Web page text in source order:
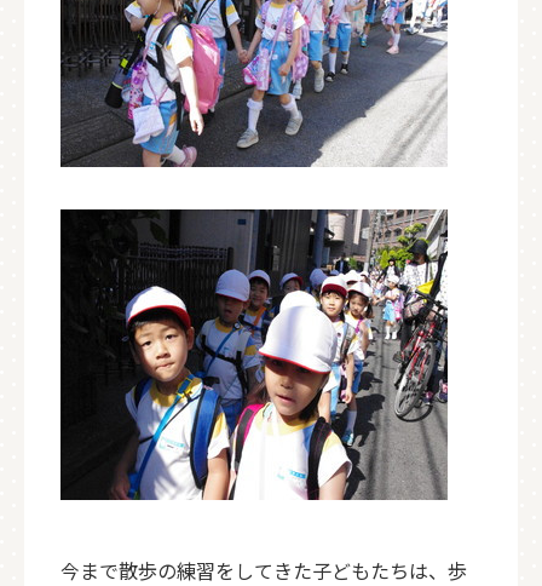
今まで散歩の練習をしてきた子どもたちは、歩